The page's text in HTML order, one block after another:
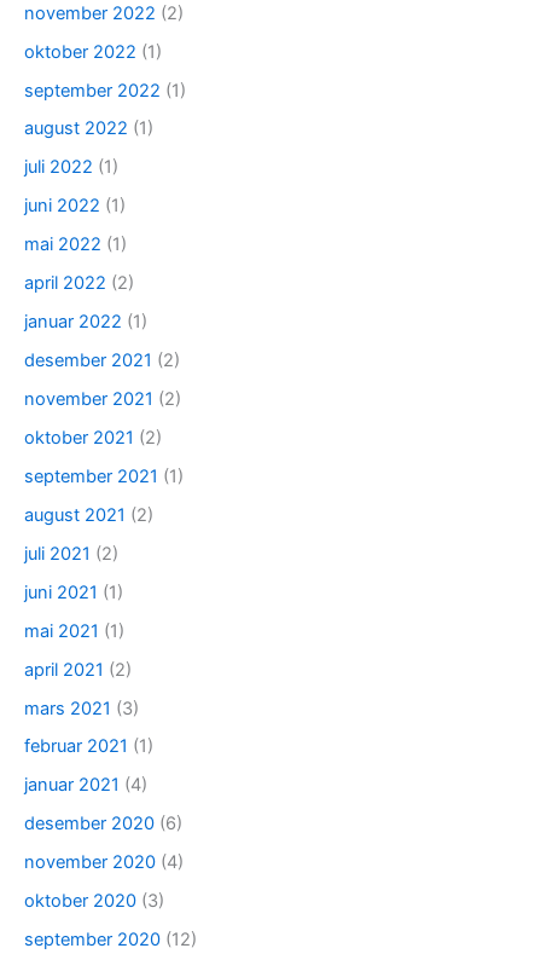
november 2022 (2)
oktober 2022 (1)
september 2022 (1)
august 2022 (1)
juli 2022 (1)
juni 2022 (1)
mai 2022 (1)
april 2022 (2)
januar 2022 (1)
desember 2021 (2)
november 2021 (2)
oktober 2021 (2)
september 2021 (1)
august 2021 (2)
juli 2021 (2)
juni 2021 (1)
mai 2021 (1)
april 2021 (2)
mars 2021 (3)
februar 2021 (1)
januar 2021 (4)
desember 2020 (6)
november 2020 (4)
oktober 2020 (3)
september 2020 (12)